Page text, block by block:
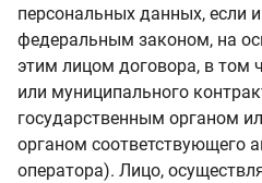
персональных данных, если
федеральным законом, на
этим лицом договора, в том
или муниципального
государственным органом
органом соответствующего
оператора). Лицо,